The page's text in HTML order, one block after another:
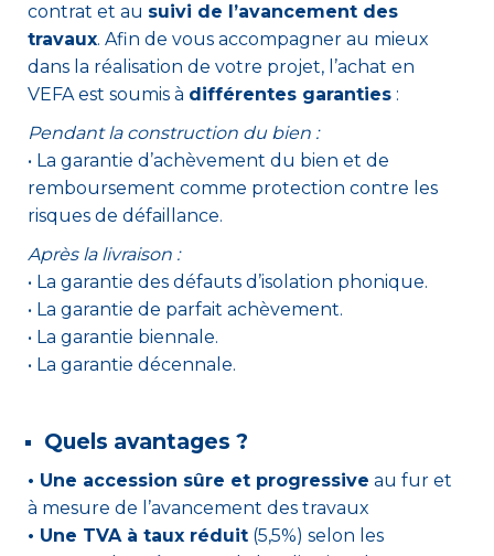
contrat et au suivi de l’avancement des
travaux. Afin de vous accompagner au mieux
dans la réalisation de votre projet, l’achat en
VEFA est soumis à différentes garanties :
Pendant la construction du bien :
• La garantie d’achèvement du bien et de
remboursement comme protection contre les
risques de défaillance.
Après la livraison :
• La garantie des défauts d’isolation phonique.
• La garantie de parfait achèvement.
• La garantie biennale.
• La garantie décennale.
Quels avantages ?
• Une accession sûre et progressive au fur et
à mesure de l’avancement des travaux
• Une TVA à taux réduit (5,5%) selon les